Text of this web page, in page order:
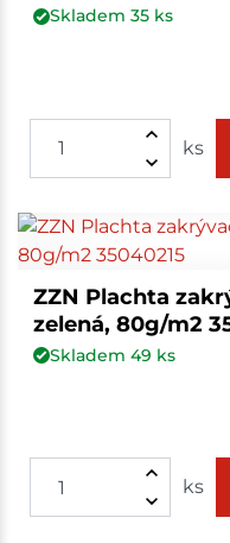
Skladem 35ks
ks
ZZN Plachta
zelená, 80g/m2
Skladem 49 ks
ks